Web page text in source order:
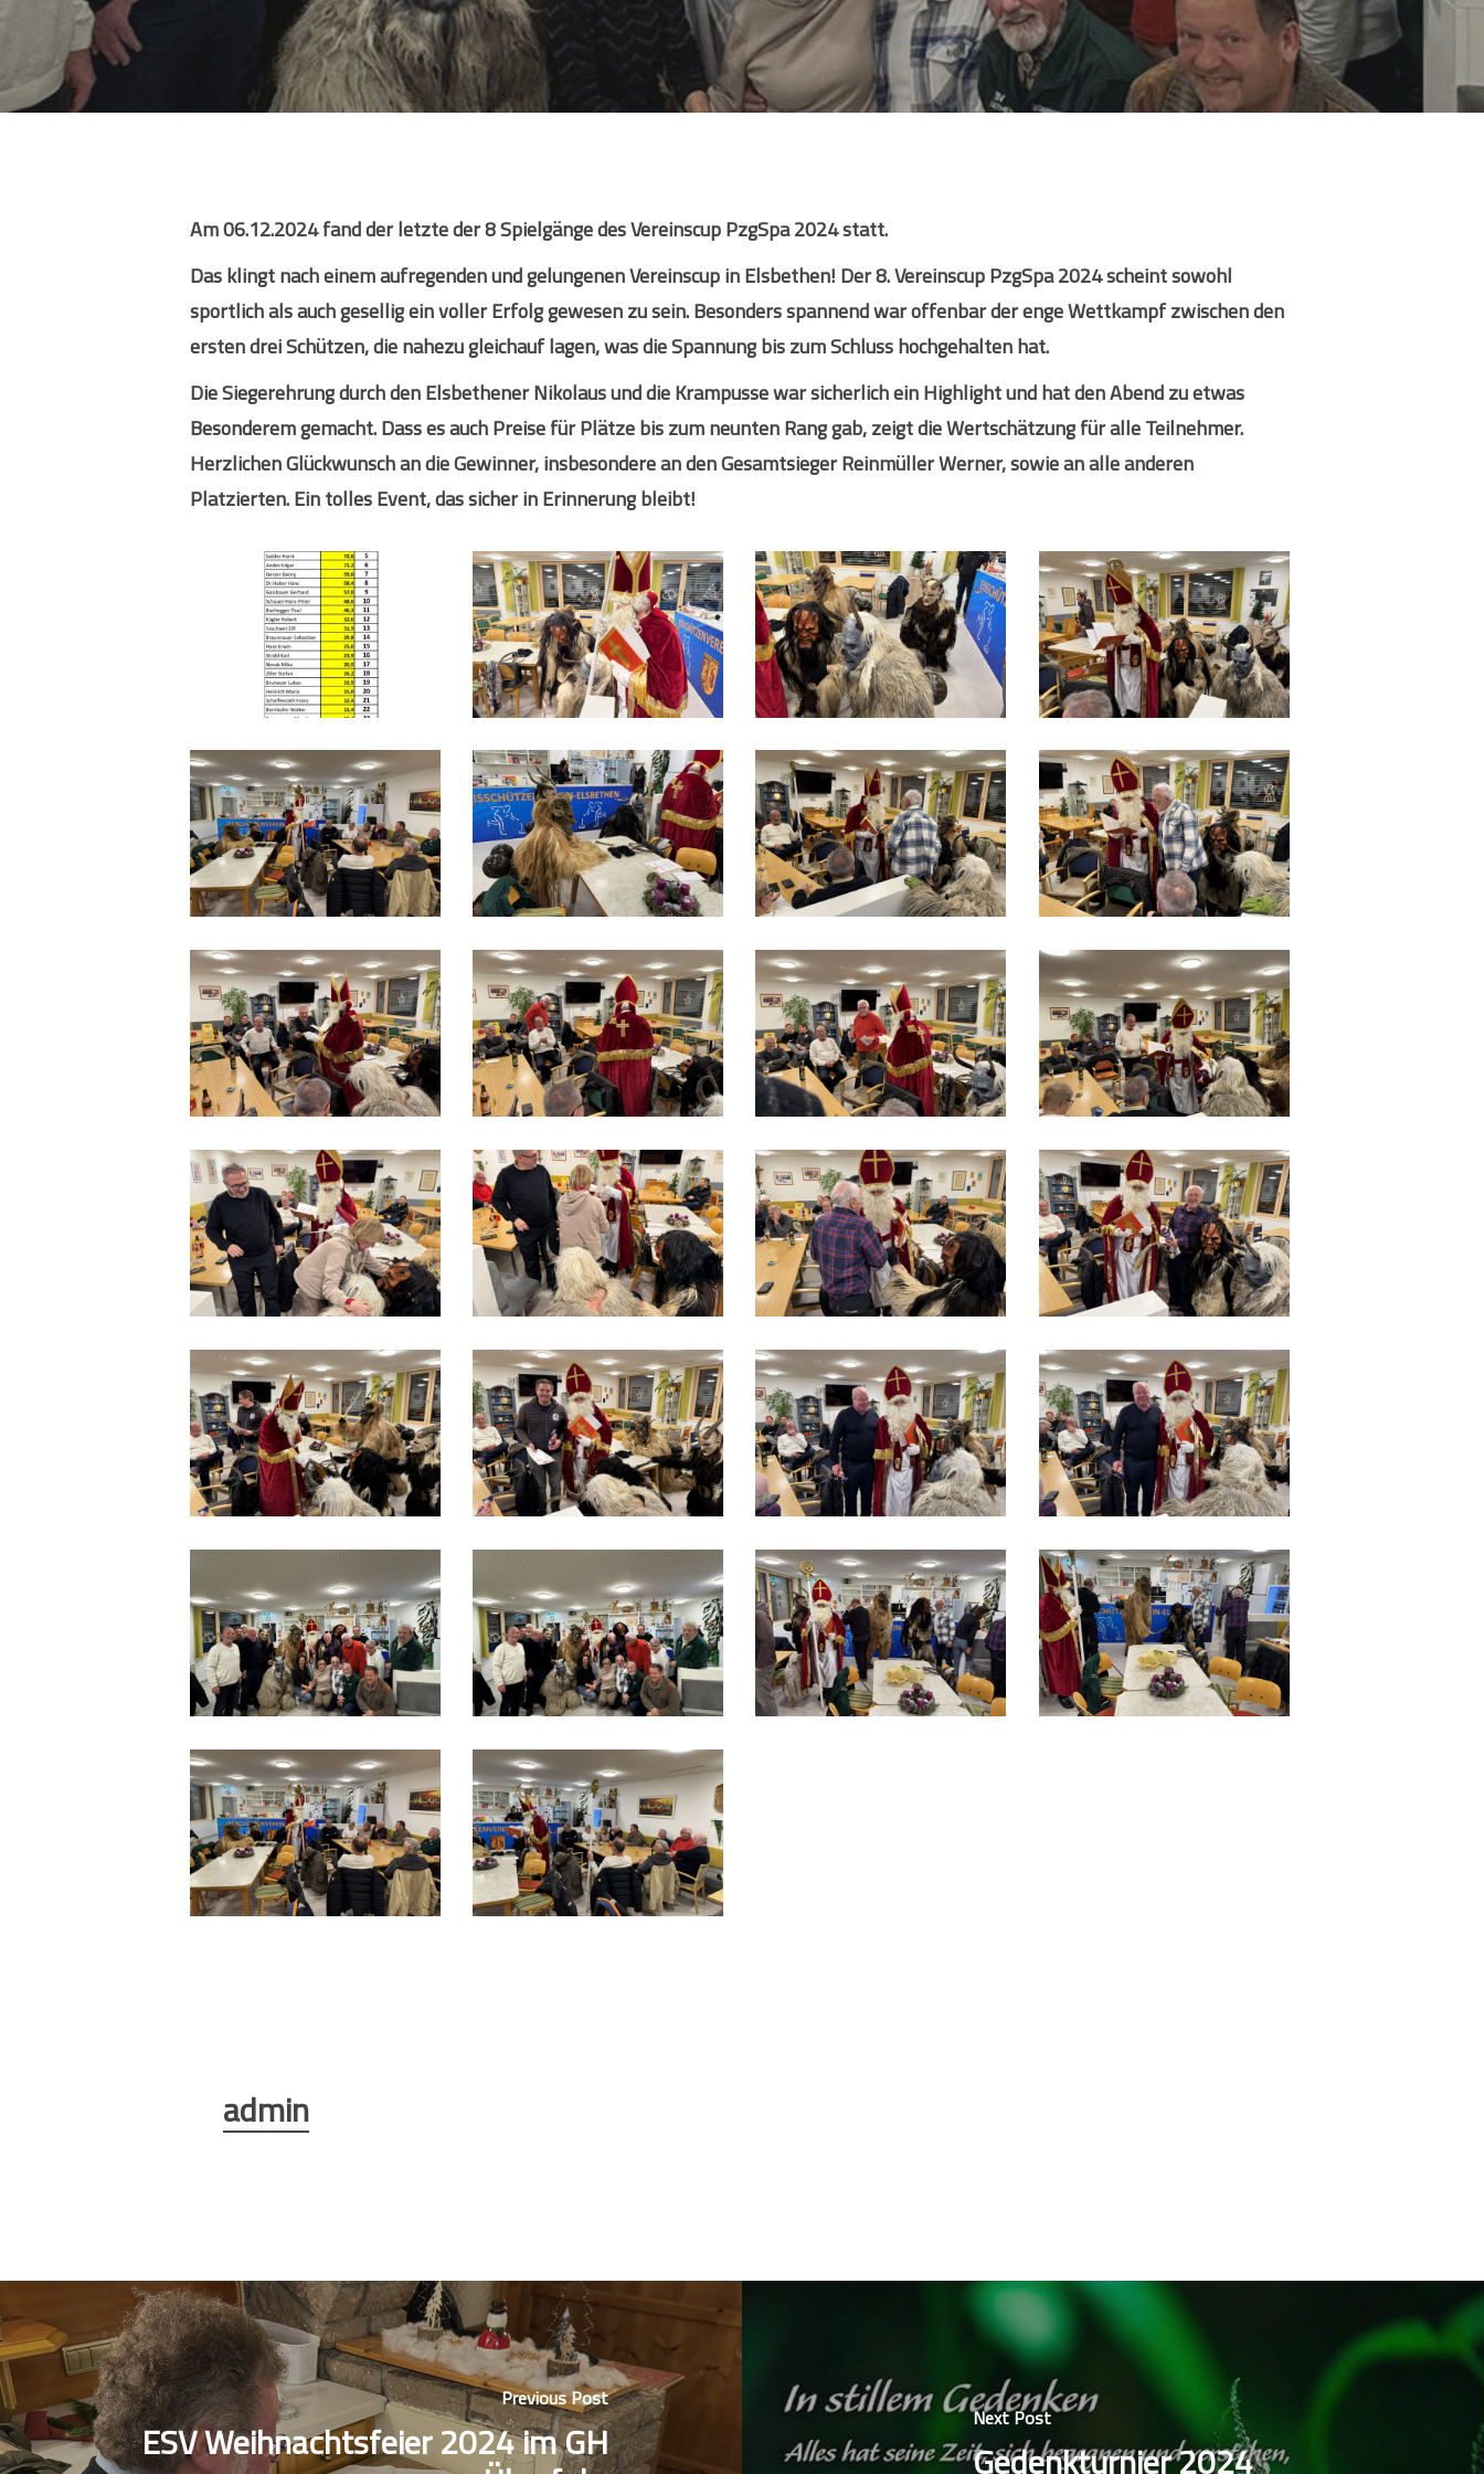
Am 06.12.2024 fand der letzte der 8 Spielgänge des Vereinscup PzgSpa 2024 statt.
Das klingt nach einem aufregenden und gelungenen Vereinscup in Elsbethen! Der 8. Vereinscup PzgSpa 2024 scheint sowohl
sportlich als auch gesellig ein voller Erfolg gewesen zu sein. Besonders spannend war offenbar der enge Wettkampf zwischen den
ersten drei Schützen, die nahezu gleichauf lagen, was die Spannung bis zum Schluss hochgehalten hat.
Die Siegerehrung durch den Elsbethener Nikolaus und die Krampusse war sicherlich ein Highlight und hat den Abend zu etwas
Besonderem gemacht. Dass es auch Preise für Plätze bis zum neunten Rang gab, zeigt die Wertschätzung für alle Teilnehmer.
Herzlichen Glückwunsch an die Gewinner, insbesondere an den Gesamtsieger Reinmüller Werner, sowie an alle anderen
Platzierten. Ein tolles Event, das sicher in Erinnerung bleibt!
IMG_9513 IMG_9514 IMG_9515
IMG_9516 IMG_9518 IMG_9519 IMG_9520
IMG_9521 IMG_9522 IMG_9523 IMG_9524
IMG_9525 IMG_9526 IMG_9529 IMG_9530
IMG_9531 IMG_9533 IMG_9535 IMG_9536
IMG_9545 IMG_9546
IMG_9516 IMG_9517
admin
Previous Post
ESV Weihnachtsfeier 2024 im GH Next Post
Gedenkturnier 2024